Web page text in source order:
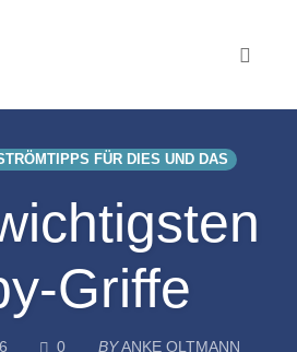
FÜR DIES UND DAS
Griffe
0COMMENTS
BYANKE OLTMANN